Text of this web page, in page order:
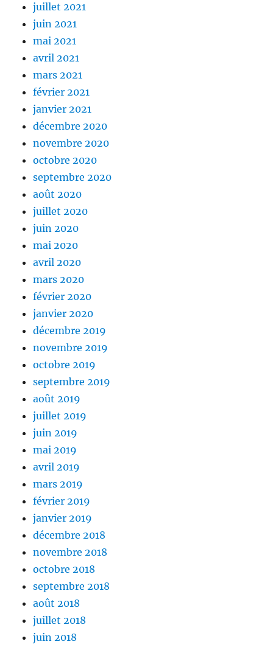
juillet 2021
juin 2021
mai 2021
avril 2021
mars 2021
février 2021
janvier 2021
décembre 2020
novembre 2020
octobre 2020
septembre 2020
août 2020
juillet 2020
juin 2020
mai 2020
avril 2020
mars 2020
février 2020
janvier 2020
décembre 2019
novembre 2019
octobre 2019
septembre 2019
août 2019
juillet 2019
juin 2019
mai 2019
avril 2019
mars 2019
février 2019
janvier 2019
décembre 2018
novembre 2018
octobre 2018
septembre 2018
août 2018
juillet 2018
juin 2018